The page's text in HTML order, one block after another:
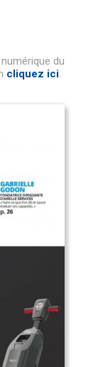
du
cliquez ici.